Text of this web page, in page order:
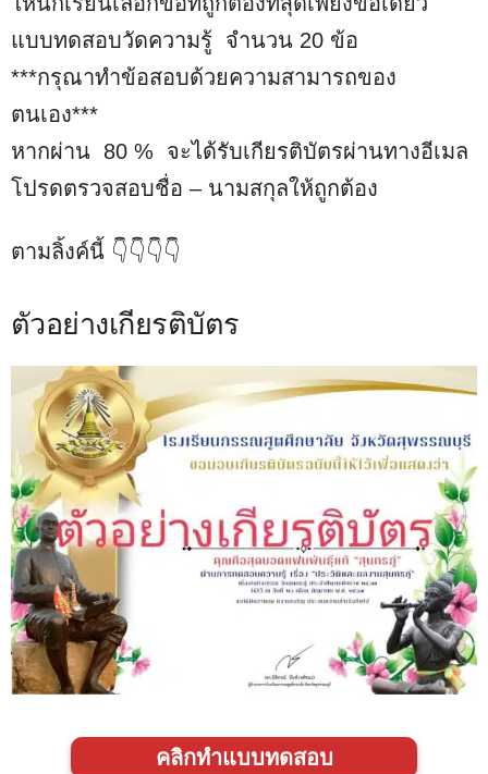
แบบทดสอบวัดความรู้ จำนวน 20 ข้อ
***กรุณาทำข้อสอบด้วยความสามารถของ
ตนเอง***
หากผ่าน 80 % จะได้รับเกียรติบัตรผ่านทางอีเมล
โปรดตรวจสอบชื่อ – นามสกุลให้ถูกต้อง
ตามลิ้งค์​นี้ 👇👇👇👇
ตัวอย่างเกียรติบัตร
คลิกทำแบบทดสอบ